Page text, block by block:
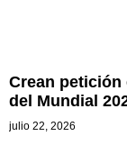
Crean petición
del Mundial
julio 22, 2026